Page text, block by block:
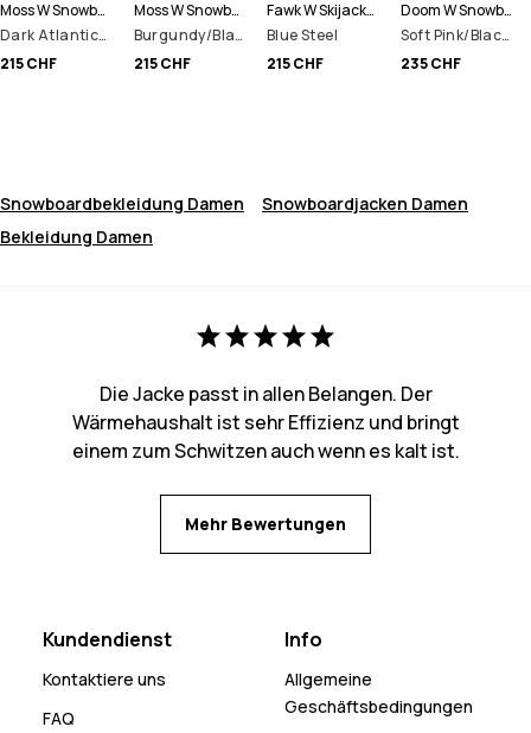
Moss W Snowboardjacke Damen
Dark Atlantic/Black
215 CHF
Moss W Snowboardjacke Damen
Burgundy/Black
215 CHF
Fawk W Skijacke Damen
Blue Steel
215 CHF
Doom W Snowboardjacke Damen
Soft Pink/Black/Metal Blue
235 CHF
Snowboardbekleidung Damen
Snowboardjacken Damen
Bekleidung Damen
Die Jacke passt in allen Belangen. Der
Wärmehaushalt ist sehr Effizienz und bringt
einem zum Schwitzen auch wenn es kalt ist.
Mehr Bewertungen
Kundendienst
Kontaktiere uns
FAQ
Info
Allgemeine
Geschäftsbedingungen